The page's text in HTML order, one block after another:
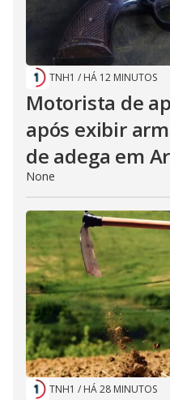
TNH1 / HÁ 12 MINUTOS
Motorista de
após exibir
de adega em
None
TNH1 / HÁ 28 MINUTOS